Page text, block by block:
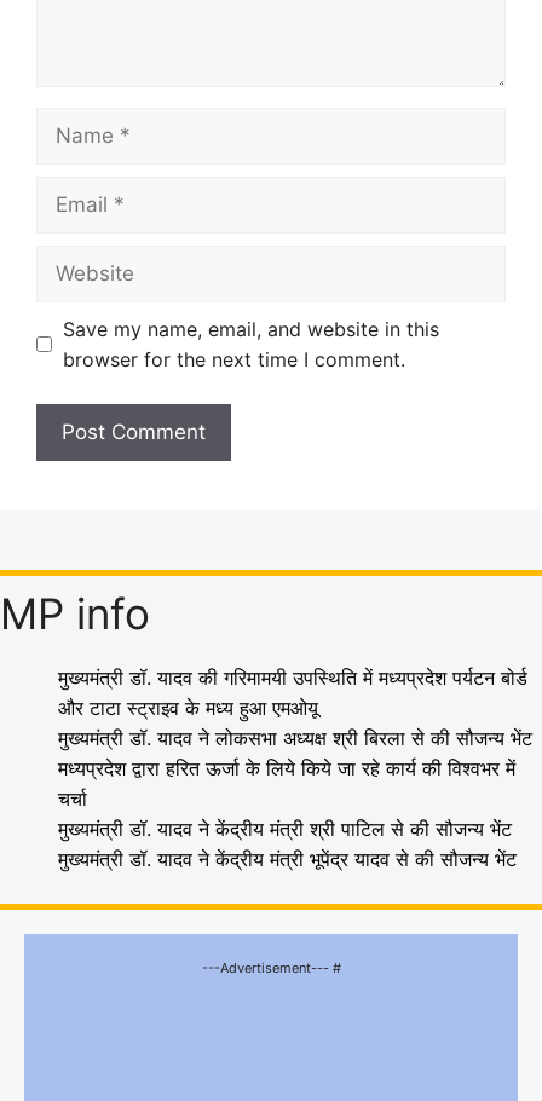
Save my name, email, and website in this
browser for the next time I comment.
MP info
मुख्यमंत्री डॉ. यादव की गरिमामयी उपस्थिति में मध्यप्रदेश पर्यटन बोर्ड
और टाटा स्ट्राइव के मध्य हुआ एमओयू
मुख्यमंत्री डॉ. यादव ने लोकसभा अध्यक्ष श्री बिरला से की सौजन्य भेंट
मध्यप्रदेश द्वारा हरित ऊर्जा के लिये किये जा रहे कार्य की विश्वभर में
चर्चा
मुख्यमंत्री डॉ. यादव ने केंद्रीय मंत्री श्री पाटिल से की सौजन्य भेंट
मुख्यमंत्री डॉ. यादव ने केंद्रीय मंत्री भूपेंद्र यादव से की सौजन्य भेंट
---Advertisement--- #